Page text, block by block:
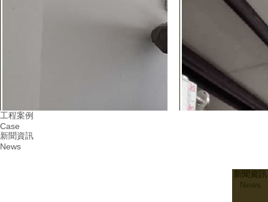
工程案例
Case
新聞資訊
News
新聞資訊
News